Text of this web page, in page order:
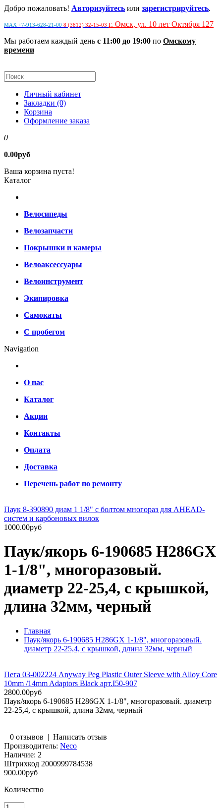
Добро пожаловать! Авторизуйтесь или зарегистрируйтесь.
MAX +7-913-628-21-00 8 (3812) 32-15-03 г. Омск, ул. 10 лет Октября 127
Мы работаем каждый день с 11:00 до 19:00 по Омскому
времени
Личный кабинет
Закладки (0)
Корзина
Оформление заказа
0
0.00руб
Ваша корзина пуста!
Каталог
Велосипеды
Велозапчасти
Покрышки и камеры
Велоаксессуары
Велоинструмент
Экипировка
Самокаты
С пробегом
Navigation
О нас
Каталог
Акции
Контакты
Оплата
Доставка
Перечень работ по ремонту
Паук 8-390890 диам 1 1/8" с болтом многораз для AHEAD-
систем и карбоновых вилок
1000.00руб
Паук/якорь 6-190685 H286GX
1-1/8", многоразовый.
диаметр 22-25,4, с крышкой,
длина 32мм, черный
Главная
Паук/якорь 6-190685 H286GX 1-1/8", многоразовый.
диаметр 22-25,4, с крышкой, длина 32мм, черный
Пега 03-002224 Anyway Peg Plastic Outer Sleeve with Alloy Core
10mm /14mm Adaptors Black арт.I50-907
2800.00руб
Паук/якорь 6-190685 H286GX 1-1/8", многоразовый. диаметр
22-25,4, с крышкой, длина 32мм, черный
0 отзывов | Написать отзыв
Производитель: Neco
Наличие: 2
Штрихкод 2000999784538
900.00руб
Количество